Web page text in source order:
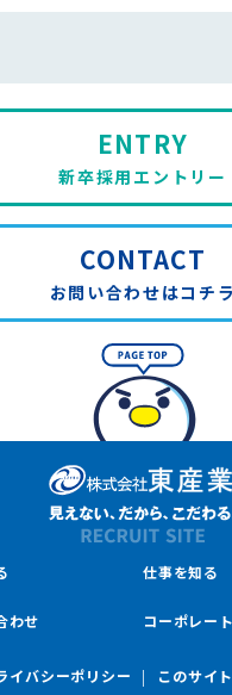
CONTACT
お問い合わせはコチラ
ENTRY
新卒採用エントリー
仕事を知る
わせ コーポレー
イバシーポリシー このサイ